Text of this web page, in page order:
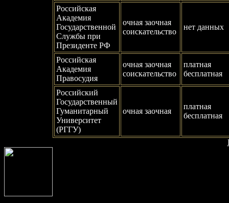
Российская
Академия
Государственной
Службы при
Президенте РФ
очная заочная
соискательство
нет данных
Российская
Академия
Правосудия
очная заочная
соискательство
платная
бесплатная
Российский
Государственный
Гуманитарный
Университет
(РГГУ)
очная заочная
платная
бесплатная